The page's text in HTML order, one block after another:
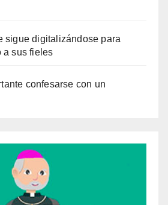
sigue digitalizándose para
a sus fieles
confesarse con un